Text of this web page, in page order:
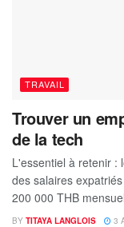
TRAVAIL
Trouver un
de la tech
L'essentiel à retenir :
des salaires
200 000 THB
BY TITAYA LANGLOIS 3